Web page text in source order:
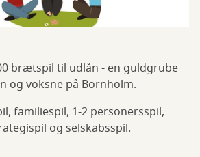
brætspil til udlån - en guldgrube
voksne på Bornholm.
familiespil, 1-2 personersspil,
og selskabsspil.